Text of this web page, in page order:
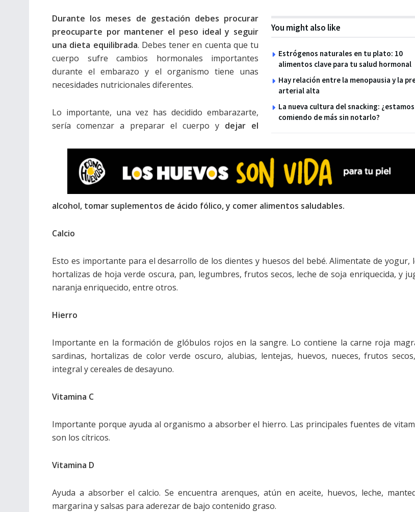
You might also like
Estrógenos naturales en tu plato: 10
alimentos clave para tu salud hormonal
Hay relación entre la menopausia y la
arterial alta
La nueva cultura del snacking: ¿estamos
comiendo de más sin notarlo?
Durante los meses de gestación debes procurar
preocuparte por mantener el peso ideal y seguir
una dieta equilibrada. Debes tener en cuenta que tu
cuerpo sufre cambios hormonales importantes
durante el embarazo y el organismo tiene unas
necesidades nutricionales diferentes.
Lo importante, una vez has decidido embarazarte,
sería comenzar a preparar el cuerpo y dejar el
alcohol, tomar suplementos de ácido fólico, y comer alimentos saludables.
Calcio
Esto es importante para el desarrollo de los dientes y huesos del bebé. Alimentate de yogur,
hortalizas de hoja verde oscura, pan, legumbres, frutos secos, leche de soja enriquecida, y
naranja enriquecido, entre otros.
Hierro
Importante en la formación de glóbulos rojos en la sangre. Lo contiene la carne roja
sardinas, hortalizas de color verde oscuro, alubias, lentejas, huevos, nueces, frutos
integral y cereales de desayuno.
Vitamina C
Importante porque ayuda al organismo a absorber el hierro. Las principales fuentes de
son los cítricos.
Vitamina D
Ayuda a absorber el calcio. Se encuentra arenques, atún en aceite, huevos, leche,
margarina y salsas para aderezar de bajo contenido graso.